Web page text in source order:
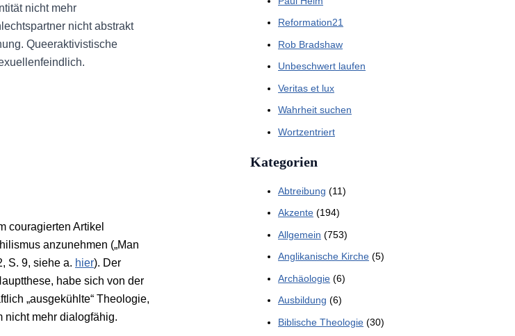
nicht mehr
nicht abstrakt
Queeraktivistische
couragierten Artikel
anzunehmen („Man
S. 9, siehe a. hier). Der
habe sich von der
„ausgekühlte“ Theologie,
nicht mehr dialogfähig.
Reformation21
Rob Bradshaw
Unbeschwert laufen
Veritas et lux
Wahrheit suchen
Wortzentriert
Kategorien
Abtreibung (11)
Akzente (194)
Allgemein (753)
Anglikanische Kirche (5)
Archäologie (6)
Ausbildung (6)
Biblische Theologie (30)